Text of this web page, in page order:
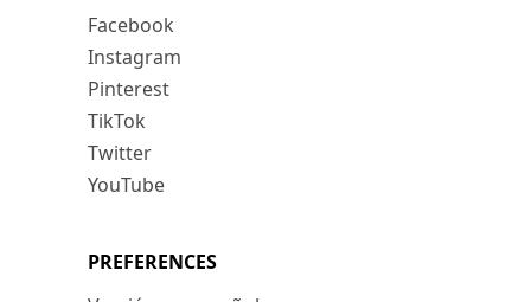
Facebook
Instagram
Pinterest
TikTok
Twitter
YouTube
PREFERENCES